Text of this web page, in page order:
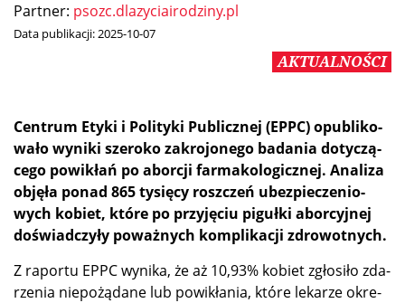
Partner: psozc.dlazyciairodziny.pl
Data publikacji:2025-10-07
AKTUALNOŚCI
Cen­trum Ety­ki i Po­li­ty­ki Pu­blicz­nej (EPPC) opu­bli­ko­
wa­ło wy­ni­ki sze­ro­ko za­kro­jo­ne­go ba­da­nia do­ty­czą­
ce­go po­wi­kłań po abor­cji far­ma­ko­lo­gicz­nej. Ana­li­za
ob­ję­ła po­nad 865 ty­się­cy rosz­czeń ubez­pie­cze­nio­
wych ko­biet, któ­re po przy­ję­ciu pi­guł­ki abor­cyj­nej
do­świad­czy­ły po­waż­nych kom­pli­ka­cji zdrowotnych.
Z ra­por­tu EPPC wy­ni­ka, że aż 10,93% ko­biet zgło­si­ło zda­
rze­nia nie­po­żą­da­ne lub po­wi­kła­nia, któ­re le­ka­rze okre­